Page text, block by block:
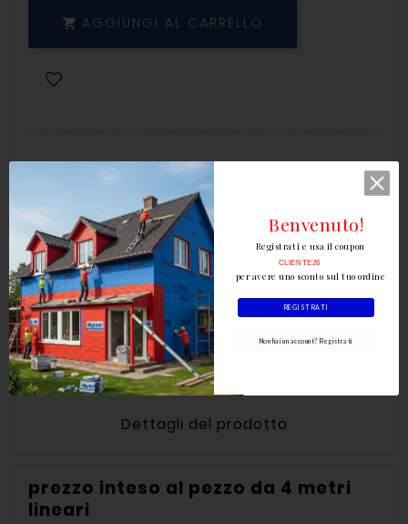
 AGGIUNGI AL CARRELLO
Scrivi la tua recensione
Descrizione
Dettagli del prodotto
prezzo inteso al pezzo da 4 metri
lineari
REGISTRATI
Non hai un account? Registrati
Registrati e usa il coupon
per avere uno sconto sul tuo ordine
CLIENTE26
Benvenuto!